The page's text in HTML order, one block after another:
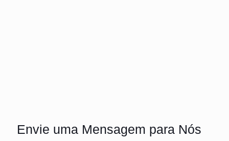
Envie uma Mensagem para Nós